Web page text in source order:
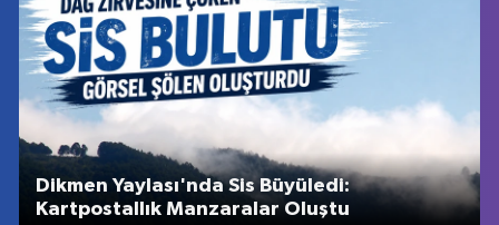
Dikmen Yaylası'nda Sis Büyüledi:
Kartpostallık Manzaralar Oluştu